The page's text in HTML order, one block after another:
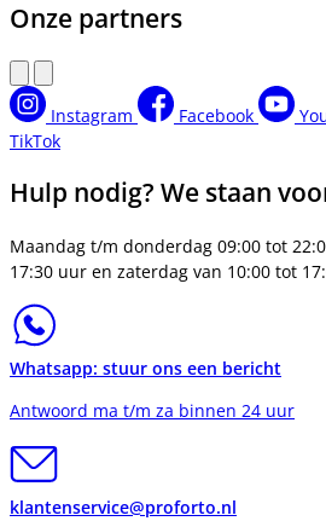
Onze partners
Instagram Facebook
TikTok
Hulp nodig? We staan
Maandag t/m donderdag 09:00 tot
17:30 uur en zaterdag van 10:00 tot
Whatsapp: stuur ons een bericht
Antwoord ma t/m za binnen 24 uur
klantenservice@proforto.nl